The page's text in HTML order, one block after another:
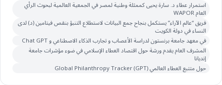
استمرار عطاء د. سارة يحيى كممثلة وطنية لمصر في الجمعية العالمية لبحوث الرأي
العام WAPOR
فريق “عالم الآراء” يستكمل بنجاح جمع البيانات لاستطلاع التنبؤ بنقص فيتامين (د) لدى
النساء في دولة الكويت
في معهد جامعة برنستون لدراسة الأعصاب و تجارب الذكاء الاصطناعي و Chat GPT
المشرف العام يقدم ورشة حول اقتصاد العطاء الإسلامي في ضوء مؤشرات جامعة
إنديانا
حول متتبع العطاء العالمي Global Philanthropy Tracker (GPT)